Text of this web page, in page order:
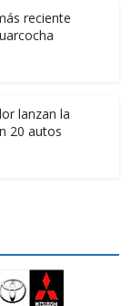
reciente
lanzan la
20 autos